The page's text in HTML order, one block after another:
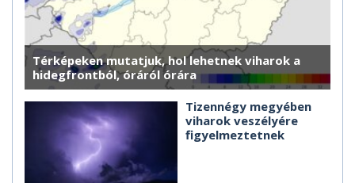
Térképeken mutatjuk, hol lehetnek viharok a
hidegfrontból, óráról órára
Tizennégy megyében
viharok veszélyére
figyelmeztetnek